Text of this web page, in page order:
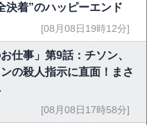
決着”のハッピーエンド
[08月08日19時12分]
仕事」第9話：チソン、
の殺人指示に直面！まさ
[08月08日17時58分]